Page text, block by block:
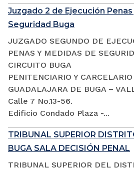
Juzgado 2 de Ejecución
Seguridad Buga
JUZGADO SEGUNDO DE
PENAS Y MEDIDAS DE
CIRCUITO BUGA
PENITENCIARIO Y
GUADALAJARA DE BUGA –
Calle 7 No.13-56.
Edificio Condado Plaza -...
TRIBUNAL SUPERIOR
BUGA SALA DECISIÓN PENAL
TRIBUNAL SUPERIOR DEL